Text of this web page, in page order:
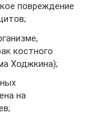
повреждение
костного
Ходжкина);
на